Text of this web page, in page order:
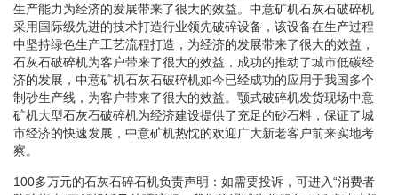
生产能力为经济的发展带来了很大的效益。中意矿机石灰石破碎机
采用国际级先进的技术打造行业领先破碎设备，该设备在生产过程
中坚持绿色生产工艺流程打造，为经济的发展带来了很大的效益，
石灰石破碎机为客户带来了很大的效益，成功的推动了城市低碳经
济的发展，中意矿机石灰石破碎机如今已经成功的应用于我国多个
制砂生产线，为客户带来了很大的效益。颚式破碎机发货现场中意
矿机大型石灰石破碎机为经济建设提供了充足的砂石料，保证了城
市经济的快速发展，中意矿机热忱的欢迎广大新老客户前来实地考
察。
100多万元的石灰石碎石机负责声明：如需要投诉，可进入“消费者